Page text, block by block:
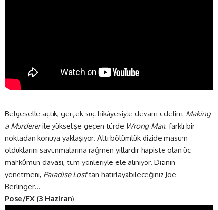
Belgeselle açtık, gerçek suç hikâyesiyle devam edelim: Making
a Murdererile yükselişe geçen türde Wrong Man, farklı bir
noktadan konuya yaklaşıyor. Altı bölümlük dizide masum
olduklarını savunmalarına rağmen yıllardır hapiste olan üç
mahkûmun davası, tüm yönleriyle ele alınıyor. Dizinin
yönetmeni, Paradise Lost‘tan hatırlayabileceğiniz Joe
Berlinger…
Pose/FX (3 Haziran)